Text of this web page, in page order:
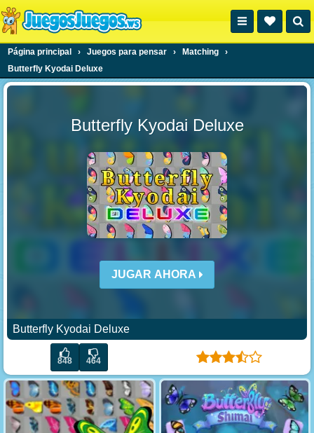
Página principal › Juegos para pensar › Matching
›
Butterfly Kyodai Deluxe
Butterfly Kyodai Deluxe
JUGAR AHORA
Butterfly Kyodai Deluxe
848 464